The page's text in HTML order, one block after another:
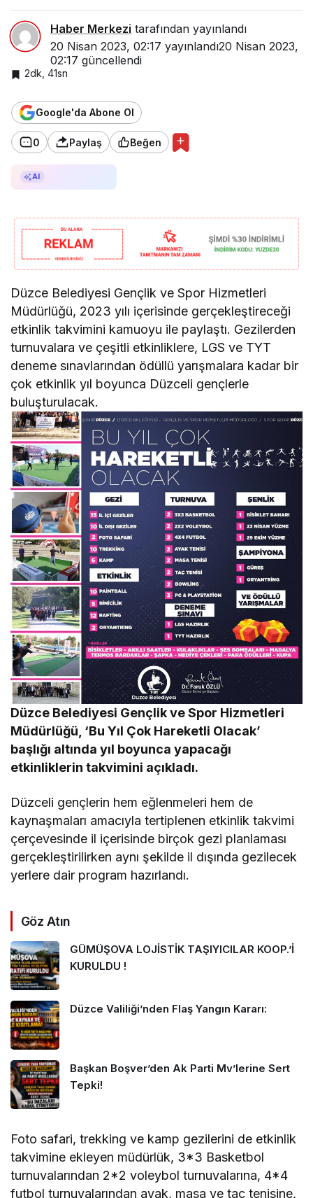
Haber Merkezi tarafından yayınlandı
20 Nisan 2023, 02:17 yayınlandı20 Nisan 2023,
02:17 güncellendi
2dk, 41sn
Google'da Abone Ol
0 Paylaş Beğen
AI
Düzce Belediyesi Gençlik ve Spor Hizmetleri
Müdürlüğü, 2023 yılı içerisinde gerçekleştireceği
etkinlik takvimini kamuoyu ile paylaştı. Gezilerden
turnuvalara ve çeşitli etkinliklere, LGS ve TYT
deneme sınavlarından ödüllü yarışmalara kadar bir
çok etkinlik yıl boyunca Düzceli gençlerle
buluşturulacak.
Düzce Belediyesi Gençlik ve Spor Hizmetleri
Müdürlüğü, ‘Bu Yıl Çok Hareketli Olacak’
başlığı altında yıl boyunca yapacağı
etkinliklerin takvimini açıkladı.
Düzceli gençlerin hem eğlenmeleri hem de
kaynaşmaları amacıyla tertiplenen etkinlik takvimi
çerçevesinde il içerisinde birçok gezi planlaması
gerçekleştirilirken aynı şekilde il dışında gezilecek
yerlere dair program hazırlandı.
Göz Atın
GÜMÜŞOVA LOJİSTİK TAŞIYICILAR KOOP.’İ
KURULDU !
Düzce Valiliği’nden Flaş Yangın Kararı:
Başkan Boşver’den Ak Parti Mv’lerine Sert
Tepki!
Foto safari, trekking ve kamp gezilerini de etkinlik
takvimine ekleyen müdürlük, 3*3 Basketbol
turnuvalarından 2*2 voleybol turnuvalarına, 4*4
futbol turnuvalarından ayak, masa ve taç tenisine,